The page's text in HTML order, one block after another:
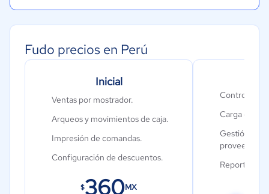
Fudo precios en Perú
Inicial
Ventas por mostrador.
Arqueos y movimientos de caja.
Impresión de comandas.
Configuración de descuentos.
$360MX
Control de
Carga de
Gestión de
proveedores.
Reportes